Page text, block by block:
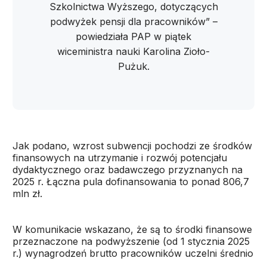
Szkolnictwa Wyższego, dotyczących
podwyżek pensji dla pracowników” –
powiedziała PAP w piątek
wiceministra nauki Karolina Zioło-
Pużuk.
Jak podano, wzrost subwencji pochodzi ze środków
finansowych na utrzymanie i rozwój potencjału
dydaktycznego oraz badawczego przyznanych na
2025 r. Łączna pula dofinansowania to ponad 806,7
mln zł.
W komunikacie wskazano, że są to środki finansowe
przeznaczone na podwyższenie (od 1 stycznia 2025
r.) wynagrodzeń brutto pracowników uczelni średnio